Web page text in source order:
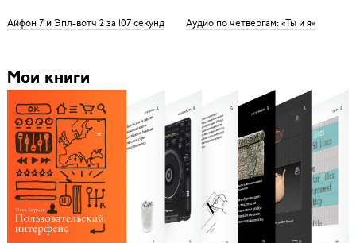
Айфон 7 и Эпл-вотч 2 за 107 секунд Аудио по четвергам: «Ты и я»
Мои книги